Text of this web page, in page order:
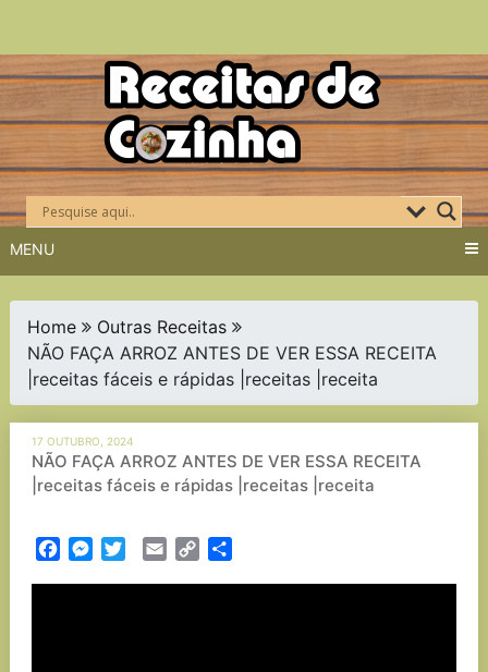
Skip
to
content
MENU
Home
Outras Receitas
NÃO FAÇA ARROZ ANTES DE VER ESSA RECEITA
|receitas fáceis e rápidas |receitas |receita
17 OUTUBRO, 2024
NÃO FAÇA ARROZ ANTES DE VER ESSA RECEITA
|receitas fáceis e rápidas |receitas |receita
FacebookMessenger
TwitterEmail Copy